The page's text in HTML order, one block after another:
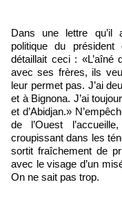
Dans une lettre qu’il
politique du
détaillait ceci :
avec ses frères, ils
leur permet pas. J’ai
et à Bignona. J’ai
et d’Abidjan.»
de l’Ouest
croupissant dans les
sortit fraîchement de
avec le visage d’un
On ne sait pas trop.